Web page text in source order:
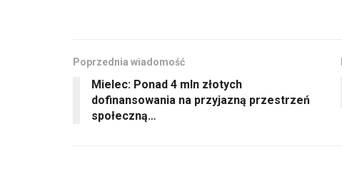
Poprzednia wiadomość
Mielec: Ponad 4 mln złotych
dofinansowania na przyjazną przestrzeń
społeczną…